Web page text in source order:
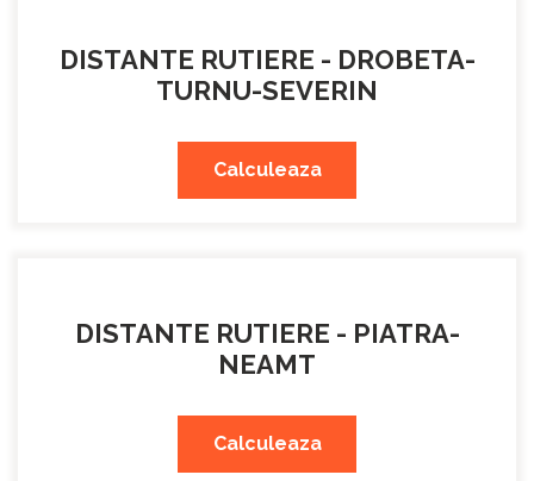
DISTANTE RUTIERE - DROBETA-
TURNU-SEVERIN
Calculeaza
DISTANTE RUTIERE - PIATRA-
NEAMT
Calculeaza